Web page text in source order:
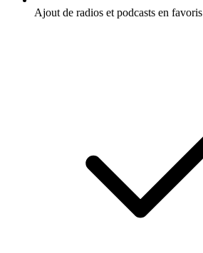
Ajout de radios et podcasts en favoris